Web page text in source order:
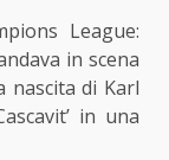
League:
in scena
nascita di Karl
in una